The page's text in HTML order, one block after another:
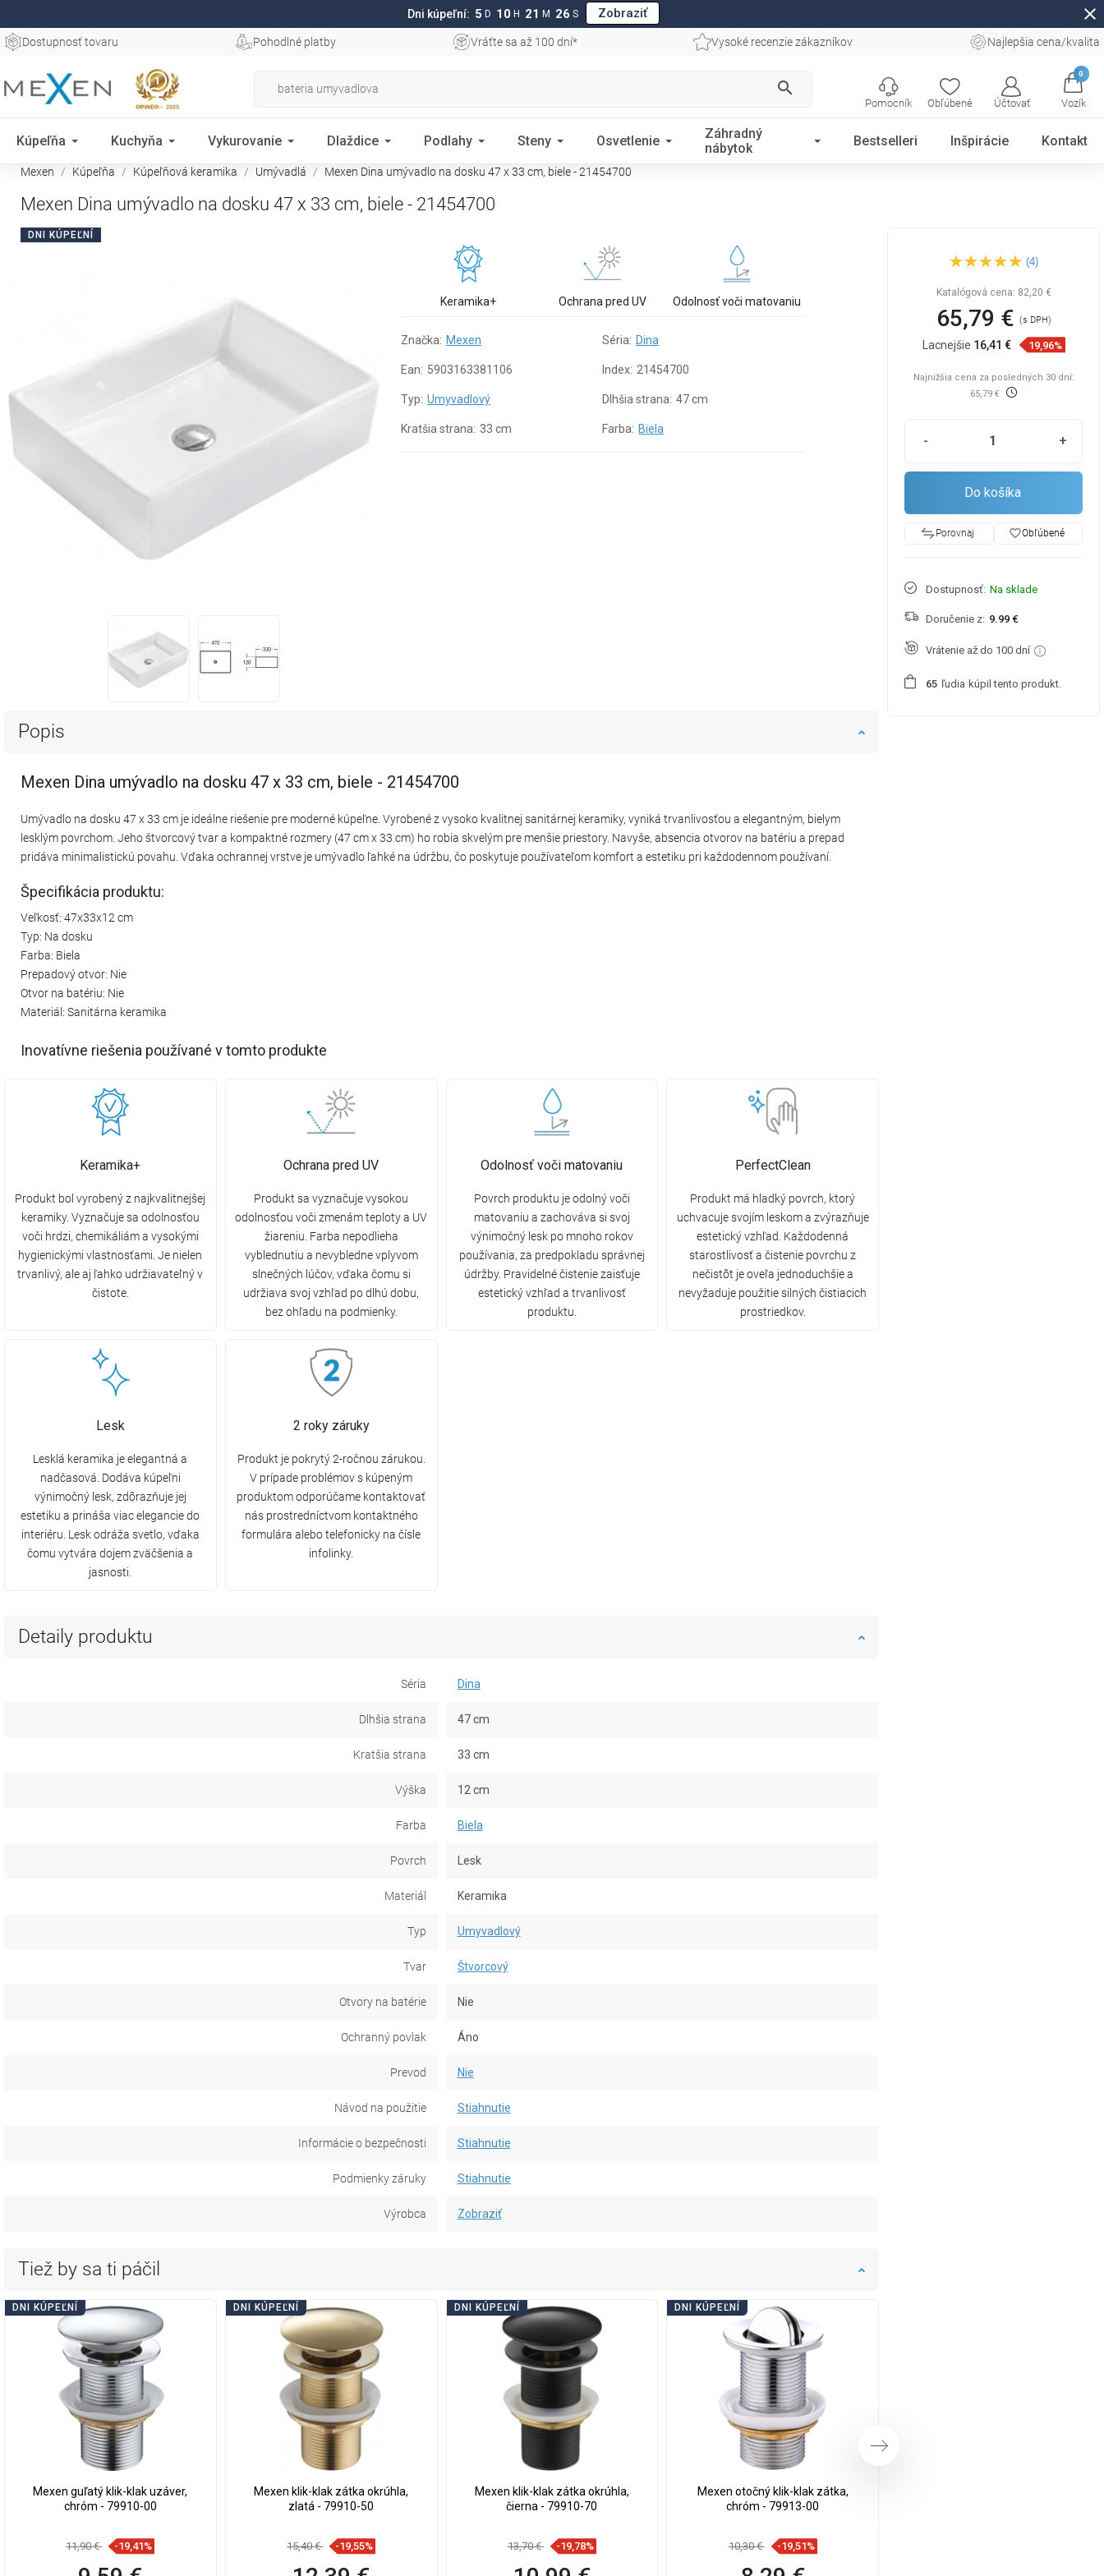
Dni kúpeľní: 5 D 10 H 21 M 25 S Zobraziť close
Dostupnosť tovaru Pohodlné platby Vráťte sa až 100 dní* Vysoké recenzie zákazníkov Najlepšia cena/kvalita
search
Obľúbené Účtovať
0
Vozík
Pomocník
Kúpeľňa Kuchyňa Vykurovanie Dlaždice Podlahy Steny Osvetlenie
Záhradný
nábytok
Bestselleri Inšpirácie Kontakt
Mexen Kúpeľňa Kúpeľňová keramika Umývadlá Mexen Dina umývadlo na dosku 47 x 33 cm, biele - 21454700
Mexen Dina umývadlo na dosku 47 x 33 cm, biele - 21454700
DNI KÚPEĽNÍ
Keramika+ Ochrana pred UV Odolnosť voči matovaniu
Značka: Mexen Séria: Dina
Ean: 5903163381106 Index: 21454700
Typ: Umyvadlový Dlhšia strana: 47 cm
Kratšia strana: 33 cm Farba: Biela
Popis
Mexen Dina umývadlo na dosku 47 x 33 cm, biele - 21454700
Umývadlo na dosku 47 x 33 cm je ideálne riešenie pre moderné kúpeľne. Vyrobené z vysoko kvalitnej sanitárnej keramiky, vyniká trvanlivosťou a elegantným, bielym
lesklým povrchom. Jeho štvorcový tvar a kompaktné rozmery (47 cm x 33 cm) ho robia skvelým pre menšie priestory. Navyše, absencia otvorov na batériu a prepad
pridáva minimalistickú povahu. Vďaka ochrannej vrstve je umývadlo ľahké na údržbu, čo poskytuje používateľom komfort a estetiku pri každodennom používaní.
Špecifikácia produktu:
Veľkosť: 47x33x12 cm
Typ: Na dosku
Farba: Biela
Prepadový otvor: Nie
Otvor na batériu: Nie
Materiál: Sanitárna keramika
Inovatívne riešenia používané v tomto produkte
Keramika+
Produkt bol vyrobený z najkvalitnejšej
keramiky. Vyznačuje sa odolnosťou
voči hrdzi, chemikáliám a vysokými
hygienickými vlastnosťami. Je nielen
trvanlivý, ale aj ľahko udržiavateľný v
čistote.
Ochrana pred UV
Produkt sa vyznačuje vysokou
odolnosťou voči zmenám teploty a UV
žiareniu. Farba nepodlieha
vyblednutiu a nevybledne vplyvom
slnečných lúčov, vďaka čomu si
udržiava svoj vzhľad po dlhú dobu,
bez ohľadu na podmienky.
Odolnosť voči matovaniu
Povrch produktu je odolný voči
matovaniu a zachováva si svoj
výnimočný lesk po mnoho rokov
používania, za predpokladu správnej
údržby. Pravidelné čistenie zaisťuje
estetický vzhľad a trvanlivosť
produktu.
PerfectClean
Produkt má hladký povrch, ktorý
uchvacuje svojím leskom a zvýrazňuje
estetický vzhľad. Každodenná
starostlivosť a čistenie povrchu z
nečistôt je oveľa jednoduchšie a
nevyžaduje použitie silných čistiacich
prostriedkov.
Lesk
Lesklá keramika je elegantná a
nadčasová. Dodáva kúpeľni
výnimočný lesk, zdôrazňuje jej
estetiku a prináša viac elegancie do
interiéru. Lesk odráža svetlo, vďaka
čomu vytvára dojem zväčšenia a
jasnosti.
2 roky záruky
Produkt je pokrytý 2-ročnou zárukou.
V prípade problémov s kúpeným
produktom odporúčame kontaktovať
nás prostredníctvom kontaktného
formulára alebo telefonicky na čísle
infolinky.
Detaily produktu
Séria Dina
Dlhšia strana 47 cm
Kratšia strana 33 cm
Výška 12 cm
Farba Biela
Povrch Lesk
Materiál Keramika
Typ Umyvadlový
Tvar Štvorcový
Otvory na batérie Nie
Ochranný povlak Áno
Prevod Nie
Návod na použitie Stiahnutie
Informácie o bezpečnosti Stiahnutie
Podmienky záruky Stiahnutie
Výrobca Zobraziť
Tiež by sa ti páčil
DNI KÚPEĽNÍ
Mexen guľatý klik-klak uzáver,
chróm - 79910-00
11,90 € -19,41%
DNI KÚPEĽNÍ
Mexen klik-klak zátka okrúhla,
zlatá - 79910-50
15,40 € -19,55%
DNI KÚPEĽNÍ
Mexen klik-klak zátka okrúhla,
čierna - 79910-70
13,70 € -19,78%
DNI KÚPEĽNÍ
Mexen otočný klik-klak zátka,
chróm - 79913-00
10,30 € -19,51%
Ďalej
dosku 47 x 33 cm, biele -
(4)
Katalógová cena: 82,20 €
65,79 € (s DPH)
Lacnejšie 16,41 € 19,96%
Najnižšia cena za posledných 30 dní:
65,79 €
- +
Do košíka
Porovnaj favorite_borderObľúbené
Dostupnosť: Na sklade
Doručenie z: 9.99 €
Vrátenie až do 100 dní
65 ľudia kúpil tento produkt.